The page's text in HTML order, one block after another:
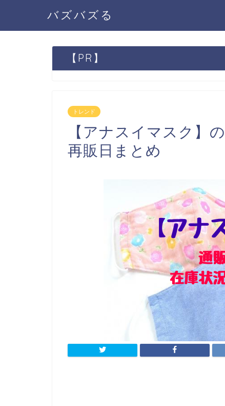
バズバズる
【PR】
トレンド
【アナスイマスク】
再販日まとめ